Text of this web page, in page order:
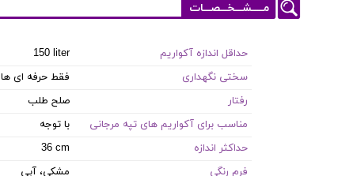
مـــــشـــخـــصـــات
حداقل اندازه آکواریم
150 liter
سختی نگهداری
فقط حرفه ای ها
رفتار
صلح طلب
مناسب برای آکواریم های تپه مرجانی
با توجه
حداکثر اندازه
36 cm
فرم رنگی
مشکی، آبی